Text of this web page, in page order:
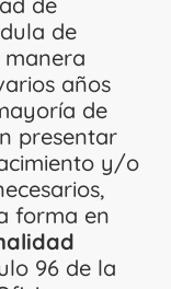
de
años
de
presentar
y/o
forma en
96 de la